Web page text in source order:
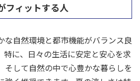
フィットする人
な自然環境と都市機能がバランス良
特に、日々の生活に安定と安心を求
そして自然の中で心豊かな暮らしを